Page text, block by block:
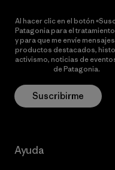
Al hacer clic en el botón
Patagonia para el
y para que me envíe
productos destacados,
activismo, noticias de
de Patagonia.
Suscribirme
Ayuda